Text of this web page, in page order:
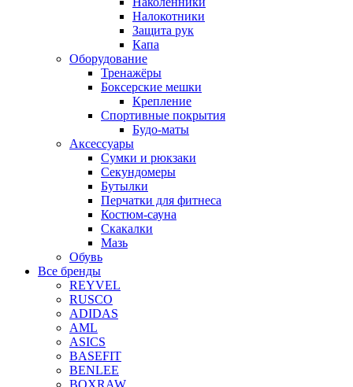
Налокотники
Защита рук
Капа
Оборудование
Тренажёры
Боксерские мешки
Крепление
Спортивные покрытия
Будо-маты
Аксессуары
Сумки и рюкзаки
Секундомеры
Бутылки
Перчатки для фитнеса
Костюм-сауна
Скакалки
Мазь
Обувь
Все бренды
REYVEL
RUSCO
ADIDAS
AML
ASICS
BASEFIT
BENLEE
BOXRAW